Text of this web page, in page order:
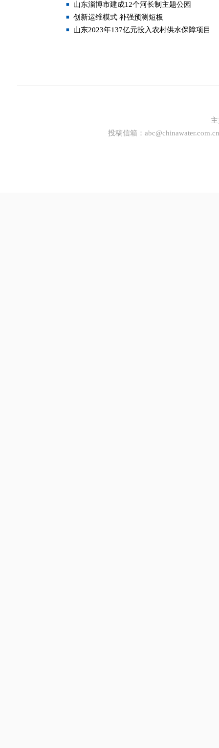
山东淄博市建成12个河长制主题公园
创新运维模式 补强预测短板
山东2023年137亿元投入农村供水保障项目
投稿信箱： abc@chinawater.com.cn